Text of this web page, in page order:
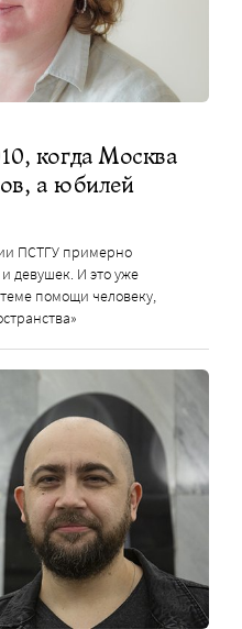
когда Москва
а юбилей
ПСТГУ примерно
девушек. И это уже
помощи человеку,